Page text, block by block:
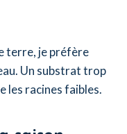
terre, je préfère
Un substrat trop
les racines faibles.